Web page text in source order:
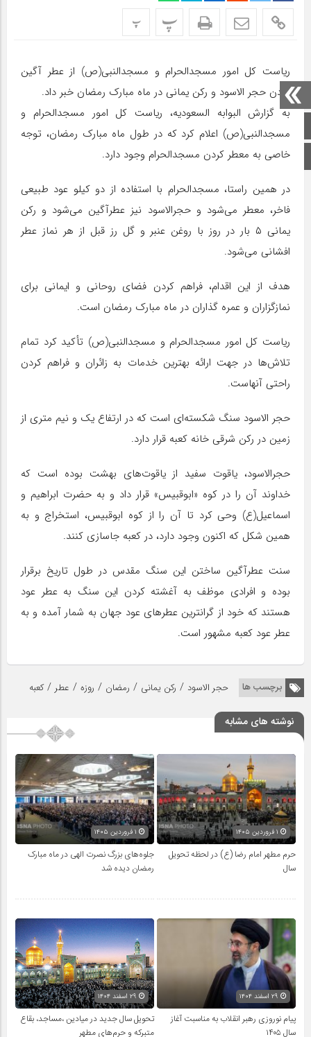
اینستاگرام
پ پ
ریاست کل امور مسجدالحرام و مسجدالنبی(ص) از عطر آگین
کردن حجر الاسود و رکن یمانی در ماه مبارک رمضان خبر داد.
به گزارش البوابه السعودیه، ریاست کل امور مسجدالحرام و
مسجدالنبی(ص) اعلام کرد که در طول ماه مبارک رمضان، توجه
خاصی به معطر کردن مسجدالحرام وجود دارد.
در همین راستا، مسجدالحرام با استفاده از دو کیلو عود طبیعی
فاخر، معطر می‌شود و حجرالاسود نیز عطرآگین می‌شود و رکن
یمانی ۵ بار در روز با روغن عنبر و گل رز قبل از هر نماز عطر
افشانی می‌شود.
هدف از این اقدام، فراهم کردن فضای روحانی و ایمانی برای
نمازگزاران و عمره گذاران در ماه مبارک رمضان است.
ریاست کل امور مسجدالحرام و مسجدالنبی(ص) تأکید کرد تمام
تلاش‌ها در جهت ارائه بهترین خدمات به زائران و فراهم کردن
راحتی آنهاست.
حجر الاسود سنگ شکسته‌ای است که در ارتفاع یک و نیم متری از
زمین در رکن شرقی خانه کعبه قرار دارد.
حجرالاسود، یاقوت سفید از یاقوت‌هاى بهشت بوده است که
خداوند آن را در کوه «ابوقبیس» قرار داد و به حضرت ابراهیم و
اسماعیل(ع) وحى کرد تا آن را از کوه ابوقبیس، استخراج و به
همین شکل که اکنون وجود دارد، در کعبه جاسازى کنند.
سنت عطرآگین ساختن این سنگ مقدس در طول تاریخ برقرار
بوده و افرادى موظف به آغشته کردن این سنگ به عطر عود
هستند که خود از گرانترین عطرهاى عود جهان به شمار آمده و به
عطر عود کعبه مشهور است.
برچسب ها حجر الاسود / رکن یمانی / رمضان / روزه / عطر /کعبه
نوشته های مشابه
حرم مطهر امام رضا (ع) در لحظه تحویل
سال
جلوه‌های بزرگ نصرت الهی در ماه مبارک
رمضان دیده شد
پیام نوروزی رهبر انقلاب به مناسبت آغاز
سال ۱۴۰۵
تحویل سال‌ جدید در میادین ،مساجد، بقاع
متبرکه‌ و حرم‌های‌ مطهر